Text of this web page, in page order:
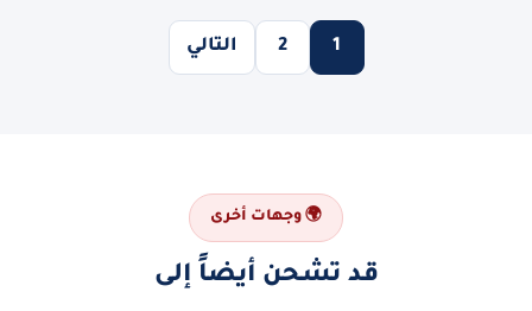
1
2 التالي
🌍 وجهات أخرى
قد تشحن أيضاً إلى